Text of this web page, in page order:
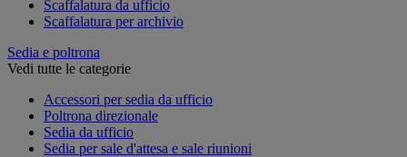
Scaffalatura da ufficio
Scaffalatura per archivio
Sedia e poltrona
Vedi tutte le categorie
Accessori per sedia da ufficio
Poltrona direzionale
Sedia da ufficio
Sedia per sale d'attesa e sale riunioni